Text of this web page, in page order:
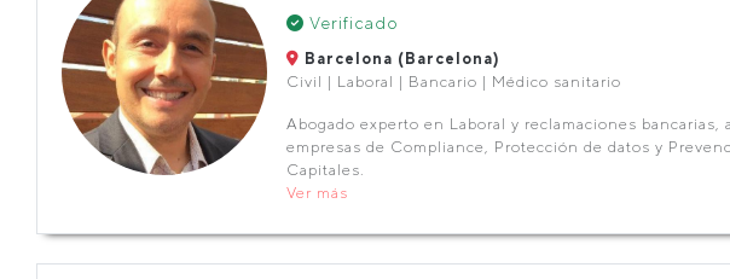
Verificado
Barcelona (Barcelona)
Civil | Laboral | Bancario | Médico sanitario
Abogado experto en Laboral y reclamaciones bancarias,
empresas de Compliance, Protección de datos y
Capitales.
Ver más